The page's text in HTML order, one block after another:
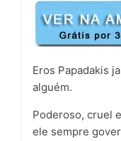
Eros Papadakis
alguém.
Poderoso, cruel
ele sempre